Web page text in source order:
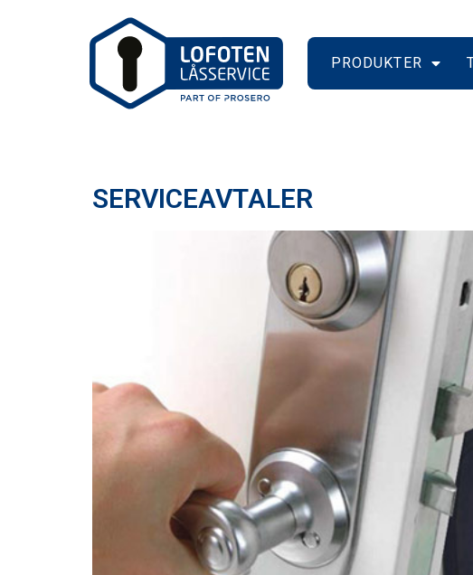
PRODUKTER
SERVICEAVTALER